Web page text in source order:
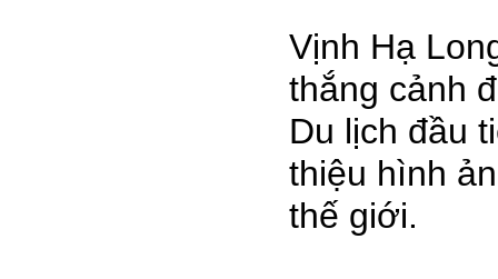
Vịnh Hạ
thắng cảnh
Du lịch đầu
thiệu hình
thế giới.